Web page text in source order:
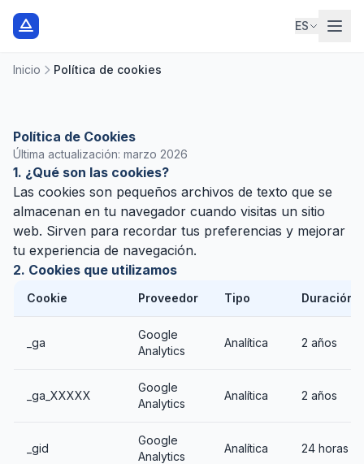
ES
Inicio Política de cookies
Política de Cookies
Última actualización: marzo 2026
1. ¿Qué son las cookies?
Las cookies son pequeños archivos de texto que se
almacenan en tu navegador cuando visitas un sitio
web. Sirven para recordar tus preferencias y mejorar
tu experiencia de navegación.
2. Cookies que utilizamos
Cookie Proveedor Tipo Duración
_ga
Google
Analytics
Analítica 2 años
_ga_XXXXX
Google
Analytics
Analítica 2 años
_gid
Google
Analytics
Analítica 24 horas